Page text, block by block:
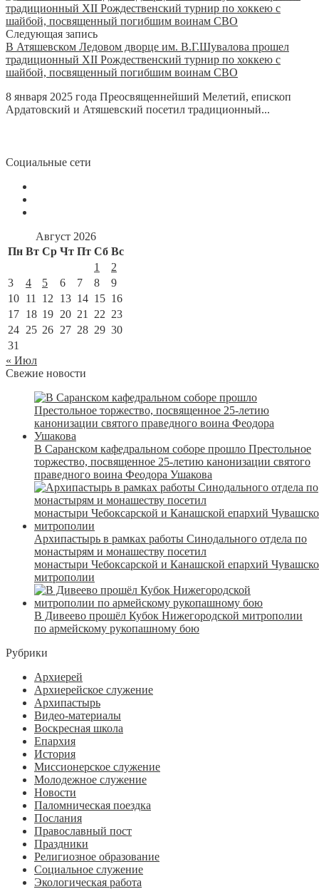
Следующая запись
В Атяшевском Ледовом дворце им. В.Г.Шувалова прошел
традиционный XII Рождественский турнир по хоккею с
шайбой, посвященный погибшим воинам СВО
8 января 2025 года Преосвященнейший Мелетий, епископ
Ардатовский и Атяшевский посетил традиционный...
Социальные сети
Август 2026
Пн Вт Ср Чт Пт Сб Вс
1
2
3
4 5 6 7 8
9
10 11 12 13 14 15 16
17 18 19 20 21 22 23
24 25 26 27 28 29 30
31
« Июл
Свежие новости
В Саранском кафедральном соборе прошло Престольное
торжество, посвященное 25-летию канонизации святого
праведного воина Феодора Ушакова
Архипастырь в рамках работы Синодального отдела по
монастырям и монашеству посетил
монастыри Чебоксарской и Канашской епархий
митрополии
В Дивеево прошёл Кубок Нижегородской митрополии
по армейскому рукопашному бою
Рубрики
Архиерей
Архиерейское служение
Архипастырь
Видео-материалы
Воскресная школа
Епархия
История
Миссионерское служение
Молодежное служение
Новости
Паломническая поездка
Послания
Православный пост
Праздники
Религиозное образование
Социальное служение
Экологическая работа